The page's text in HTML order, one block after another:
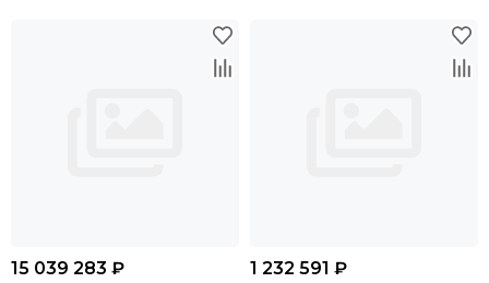
15 039 283 ₽ 1 232 591 ₽